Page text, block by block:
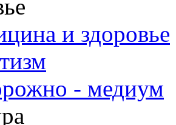
и здоровье
- медиум